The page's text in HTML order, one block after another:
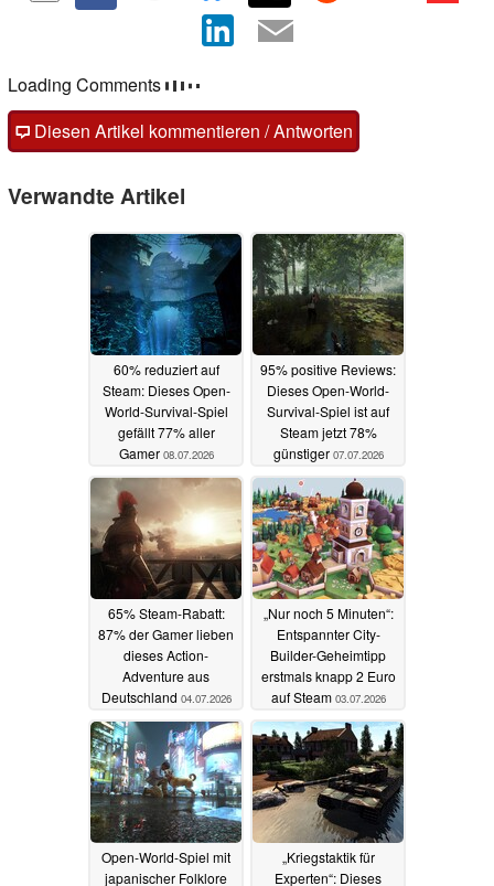
Kommentare
Fragen, Anregungen, zusätzliche Informationen zu diesem
Artikel? - Uns interessiert Deine Meinung (auch ohne
Verwandte Artikel
60% reduziert auf
Steam: Dieses Open-
World-Survival-Spiel
gefällt 77% aller
Gamer08.07.2026
95% positive Reviews:
Dieses Open-World-
Survival-Spiel ist auf
Steam jetzt 78%
günstiger07.07.2026
65% Steam-Rabatt:
87% der Gamer lieben
dieses Action-
Adventure aus
Deutschland04.07.2026
„Nur noch 5 Minuten“:
Entspannter City-
Builder-Geheimtipp
erstmals knapp 2 Euro
auf Steam03.07.2026